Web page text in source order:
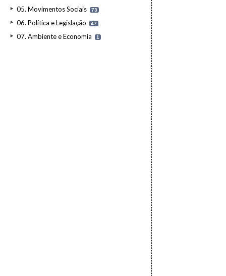
05. Movimentos Sociais 73
06. Política e Legislação 47
07. Ambiente e Economia 1